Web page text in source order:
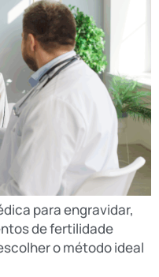
para engravidar,
de fertilidade
o método ideal